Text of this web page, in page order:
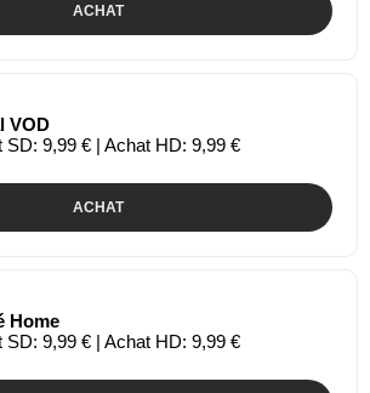
ACHAT
VOD
SD: 9,99 € | Achat HD: 9,99 €
ACHAT
Home
SD: 9,99 € | Achat HD: 9,99 €